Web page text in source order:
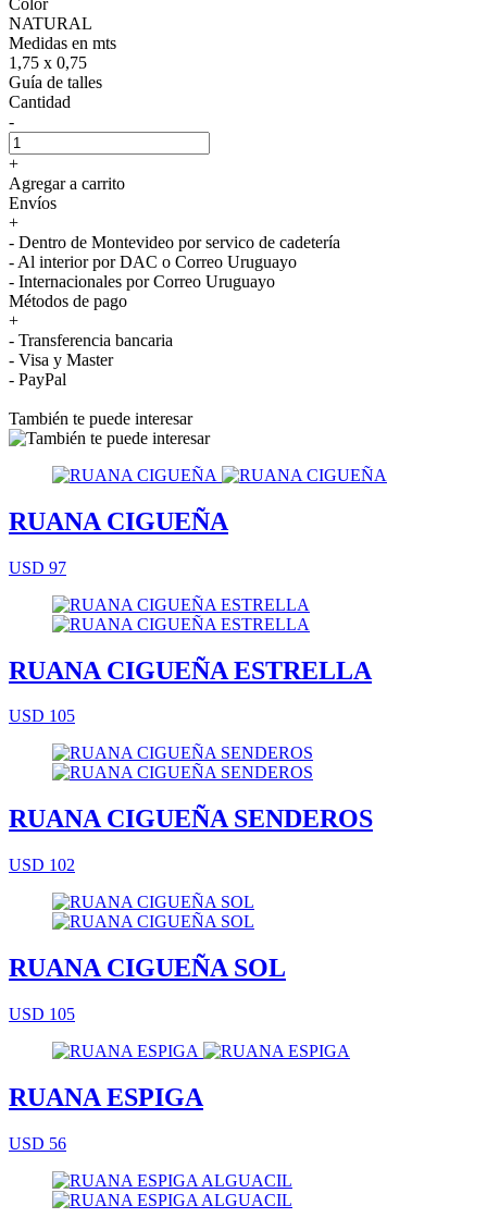
NATURAL
Medidas en mts
1,75 x 0,75
Guía de talles
Cantidad
-
+
Agregar a carrito
Envíos
+
- Dentro de Montevideo por servico de cadetería
- Al interior por DAC o Correo Uruguayo
- Internacionales por Correo Uruguayo
Métodos de pago
+
- Transferencia bancaria
- Visa y Master
- PayPal
También te puede interesar
RUANA CIGUEÑA
USD 97
RUANA CIGUEÑA ESTRELLA
USD 105
RUANA CIGUEÑA SENDEROS
USD 102
RUANA CIGUEÑA SOL
USD 105
RUANA ESPIGA
USD 56